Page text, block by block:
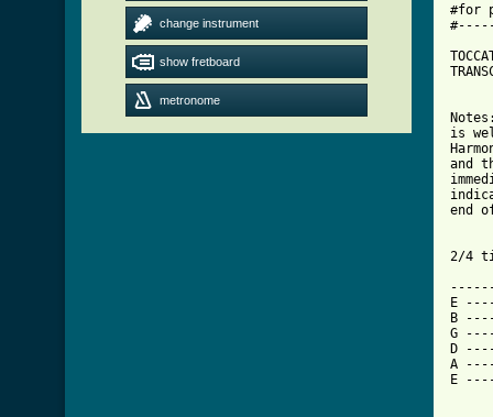
change instrument
show fretboard
metronome
#for
is
and
end
2/4
E
B
G
D
A
E